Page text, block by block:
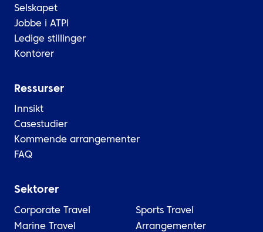
Selskapet
Jobbe i ATPI
Ledige stillinger
Kontorer
Ressurser
Innsikt
Casestudier
Kommende arrangementer
FAQ
Sektorer
Corporate Travel
Marine Travel
Sports Travel
Arrangementer